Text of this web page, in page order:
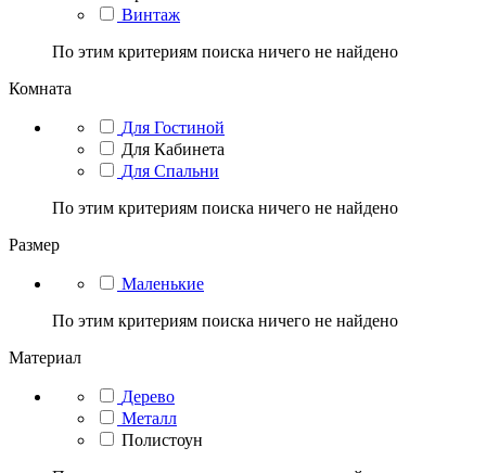
Винтаж
По этим критериям поиска ничего не найдено
Комната
Для Гостиной
Для Кабинета
Для Спальни
По этим критериям поиска ничего не найдено
Размер
Маленькие
По этим критериям поиска ничего не найдено
Материал
Дерево
Металл
Полистоун